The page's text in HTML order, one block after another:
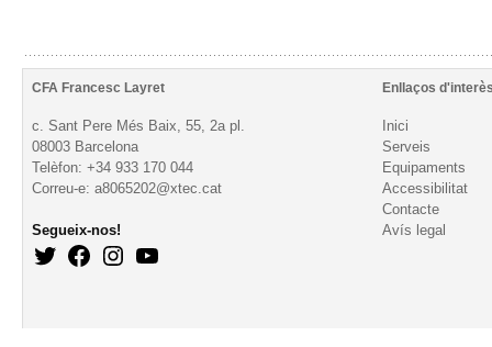
CFA Francesc Layret Enllaços
c. Sant Pere Més Baix, 55, 2a pl.
08003 Barcelona
Telèfon: +34 933 170 044
Correu-e: a8065202@xtec.cat
Segueix-nos!
Inici
Serveis
Equipaments
Accessibilitat
Contacte
Avís legal